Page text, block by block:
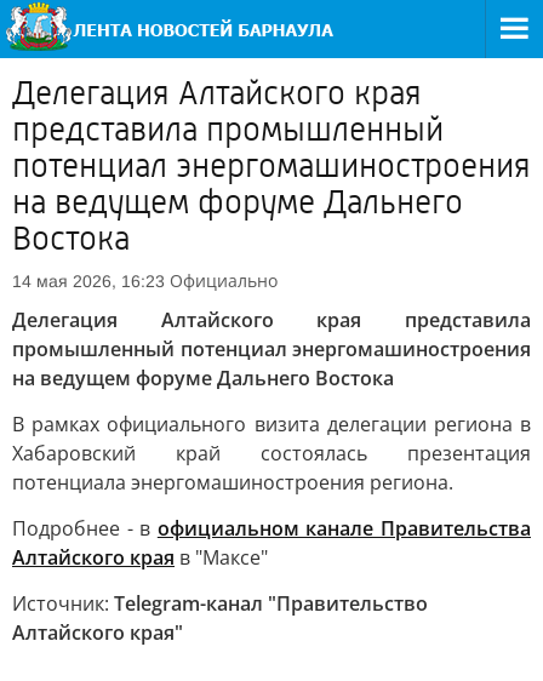
Делегация Алтайского края
представила промышленный
потенциал энергомашиностроения
на ведущем форуме Дальнего
Востока
14 мая 2026, 16:23 Официально
Делегация Алтайского края представила
промышленный потенциал энергомашиностроения
на ведущем форуме Дальнего Востока
В рамках официального визита делегации региона в
Хабаровский край состоялась презентация
потенциала энергомашиностроения региона.
Подробнее - в официальном канале Правительства
Алтайского края в "Максе"
Источник: Telegram-канал "Правительство
Алтайского края"